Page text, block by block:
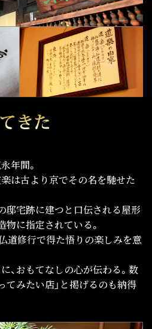
年間。
は古より京でその名を馳せた
邸宅跡に建つと口伝される屋形
物に指定されている。
仏道修行で得た悟りの楽しみを意
、おもてなしの心が伝わる。数
てみたい店」と掲げるのも納得